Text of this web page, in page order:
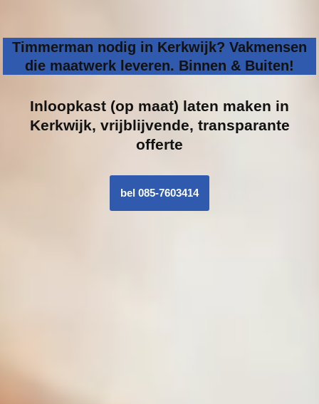
Timmerman nodig in Kerkwijk? Vakmensen
die maatwerk leveren. Binnen & Buiten!
Inloopkast (op maat) laten maken in
Kerkwijk, vrijblijvende, transparante
offerte
bel 085-7603414